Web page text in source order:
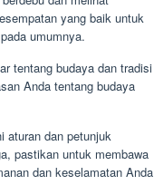
yang baik untuk
umumnya.
tentang budaya dan tradisi
Anda tentang budaya
aturan dan petunjuk
pastikan untuk membawa
dan keselamatan Anda